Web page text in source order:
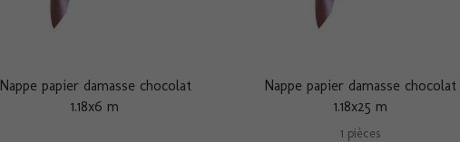
Nappe papier damasse chocolat
1.18x6 m
Nappe papier damasse chocolat
1.18x25 m
1 pièces